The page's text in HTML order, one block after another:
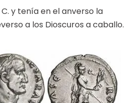
y tenía en el anverso la
a los Dioscuros a caballo.